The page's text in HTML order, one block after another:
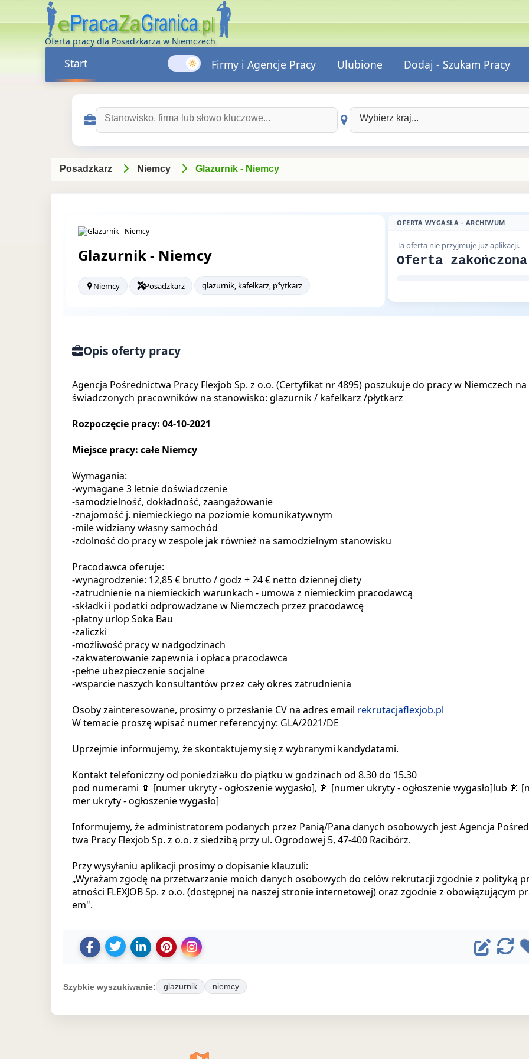
Oferta pracy dla Posadzkarza w Niemczech
Start Firmy i Agencje Pracy Ulubione Dodaj - Szukam Pracy
Szukaj ofert pracy: Wybierz kraj:
Posadzkarz Niemcy Glazurnik - Niemcy
Glazurnik - Niemcy
Niemcy Posadzkarz glazurnik, kafelkarz, p³ytkarz
OFERTA WYGASŁA - ARCHIWUM
Ta oferta nie przyjmuje już aplikacji.
Oferta zakończona
Opis oferty pracy
Agencja Pośrednictwa Pracy Flexjob Sp. z o.o. (Certyfikat nr 4895) poszukuje do pracy w Niemczech
świadczonych pracowników na stanowisko: glazurnik / kafelkarz /płytkarz
Rozpoczęcie pracy: 04-10-2021
Miejsce pracy: całe Niemcy
Wymagania:
-wymagane 3 letnie doświadczenie
-samodzielność, dokładność, zaangażowanie
-znajomość j. niemieckiego na poziomie komunikatywnym
-mile widziany własny samochód
-zdolność do pracy w zespole jak również na samodzielnym stanowisku
Pracodawca oferuje:
-wynagrodzenie: 12,85 € brutto / godz + 24 € netto dziennej diety
-zatrudnienie na niemieckich warunkach - umowa z niemieckim pracodawcą
-składki i podatki odprowadzane w Niemczech przez pracodawcę
-płatny urlop Soka Bau
-zaliczki
-możliwość pracy w nadgodzinach
-zakwaterowanie zapewnia i opłaca pracodawca
-pełne ubezpieczenie socjalne
-wsparcie naszych konsultantów przez cały okres zatrudnienia
Osoby zainteresowane, prosimy o przesłanie CV na adres email rekrutacjaflexjob.pl
W temacie proszę wpisać numer referencyjny: GLA/2021/DE
Uprzejmie informujemy, że skontaktujemy się z wybranymi kandydatami.
Kontakt telefoniczny od poniedziałku do piątku w godzinach od 8.30 do 15.30
pod numerami 📵 [numer ukryty - ogłoszenie wygasło], 📵 [numer ukryty - ogłoszenie wygasło]lub 📵
mer ukryty - ogłoszenie wygasło]
Informujemy, że administratorem podanych przez Panią/Pana danych osobowych jest Agencja
twa Pracy Flexjob Sp. z o.o. z siedzibą przy ul. Ogrodowej 5, 47-400 Racibórz.
Przy wysyłaniu aplikacji prosimy o dopisanie klauzuli:
„Wyrażam zgodę na przetwarzanie moich danych osobowych do celów rekrutacji zgodnie z polityką
atności FLEXJOB Sp. z o.o. (dostępnej na naszej stronie internetowej) oraz zgodnie z obowiązującym
em".
U
d
o
t
U
d
o
t
D
o
d
j
Z
a
p
s
U
d
o
t
p
E
d
t
O
d
i
Szybkie wyszukiwanie: glazurnik niemcy